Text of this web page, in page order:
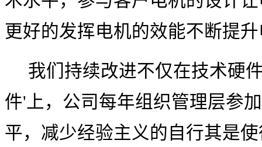
更好的发挥电机的效能不断提
我们持续改进不仅在技术硬
件'上，公司每年组织管理层参
平，减少经验主义的自行其是